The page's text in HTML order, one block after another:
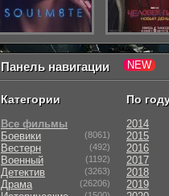
Панель навигации
Категории
Все фильмы
Боевики
(8061)
Вестерн (492)
Военный (1192)
Детектив (3263)
Драма (26206)
По
2014
2015
2016
2017
2018
2019